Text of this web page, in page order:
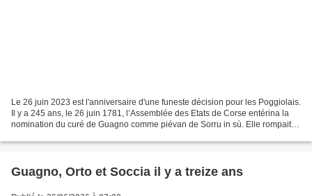
Le 26 juin 2023 est l'anniversaire d'une funeste décision pour les Poggiolais.
Il y a 245 ans, le 26 juin 1781, l’Assemblée des Etats de Corse entérina la
nomination du curé de Guagno comme piévan de Sorru in sù. Elle rompait
Guagno, Orto et Soccia il y a treize ans